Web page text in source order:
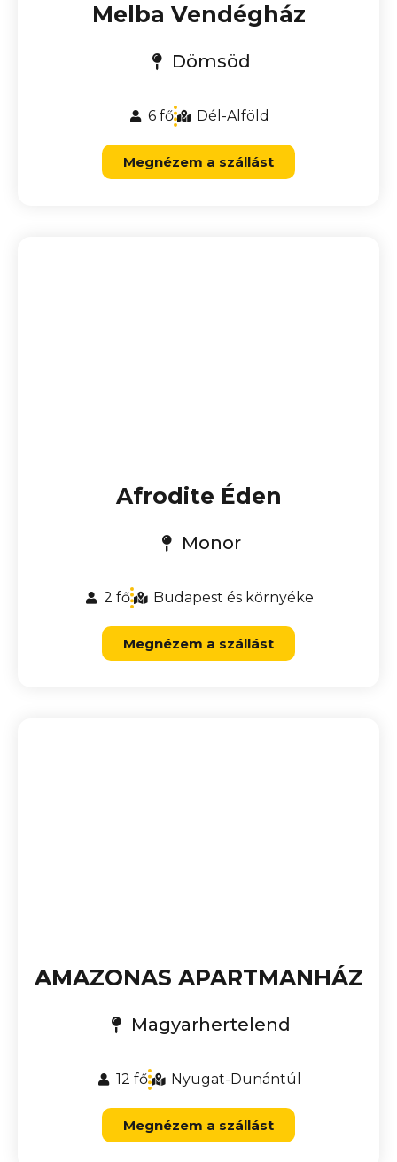
Melba Vendégház
Dömsöd
6 fő Dél-Alföld
Megnézem a szállást
Afrodite Éden
Monor
2 fő Budapest és környéke
Megnézem a szállást
AMAZONAS APARTMANHÁZ
Magyarhertelend
12 fő Nyugat-Dunántúl
Megnézem a szállást